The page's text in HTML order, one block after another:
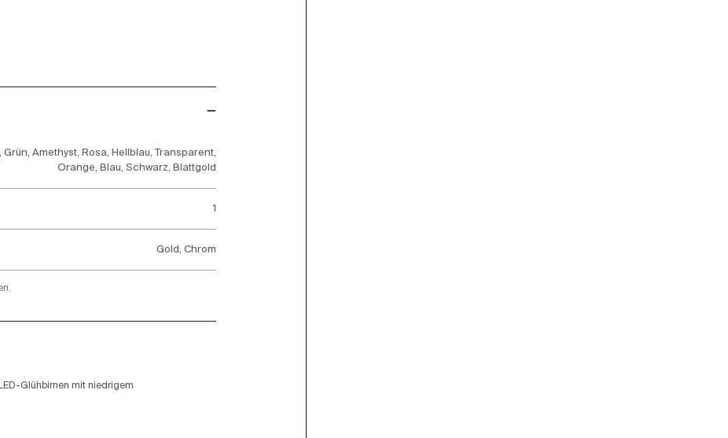
Grün, Amethyst, Rosa, Hellblau, Transparent,
Orange, Blau, Schwarz, Blattgold
1
Gold, Chrom
Glühbirnen mit niedrigem